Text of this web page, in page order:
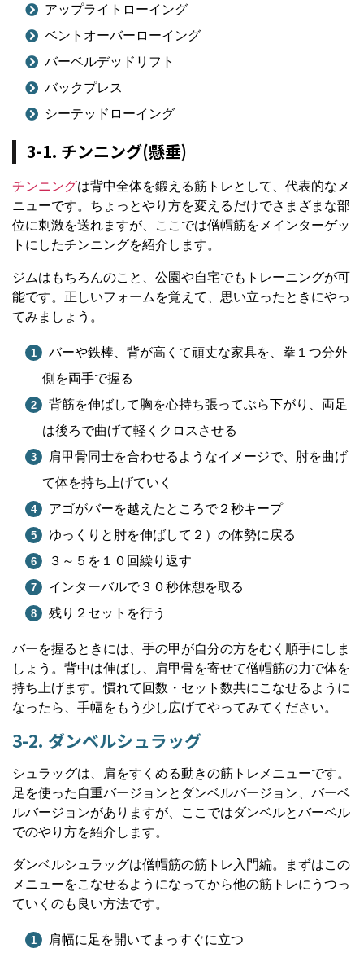
アップライトローイング
ベントオーバーローイング
バーベルデッドリフト
バックプレス
シーテッドローイング
3-1. チンニング(懸垂)
チンニングは背中全体を鍛える筋トレとして、代表的なメ
ニューです。ちょっとやり方を変えるだけでさまざまな部
位に刺激を送れますが、ここでは僧帽筋をメインターゲッ
トにしたチンニングを紹介します。
ジムはもちろんのこと、公園や自宅でもトレーニングが可
能です。正しいフォームを覚えて、思い立ったときにやっ
てみましょう。
バーや鉄棒、背が高くて頑丈な家具を、拳１つ分外
側を両手で握る
背筋を伸ばして胸を心持ち張ってぶら下がり、両足
は後ろで曲げて軽くクロスさせる
肩甲骨同士を合わせるようなイメージで、肘を曲げ
て体を持ち上げていく
アゴがバーを越えたところで２秒キープ
ゆっくりと肘を伸ばして２）の体勢に戻る
３～５を１０回繰り返す
インターバルで３０秒休憩を取る
残り２セットを行う
バーを握るときには、手の甲が自分の方をむく順手にしま
しょう。背中は伸ばし、肩甲骨を寄せて僧帽筋の力で体を
持ち上げます。慣れて回数・セット数共にこなせるように
なったら、手幅をもう少し広げてやってみてください。
3-2. ダンベルシュラッグ
シュラッグは、肩をすくめる動きの筋トレメニューです。
足を使った自重バージョンとダンベルバージョン、バーベ
ルバージョンがありますが、ここではダンベルとバーベル
でのやり方を紹介します。
ダンベルシュラッグは僧帽筋の筋トレ入門編。まずはこの
メニューをこなせるようになってから他の筋トレにうつっ
ていくのも良い方法です。
肩幅に足を開いてまっすぐに立つ